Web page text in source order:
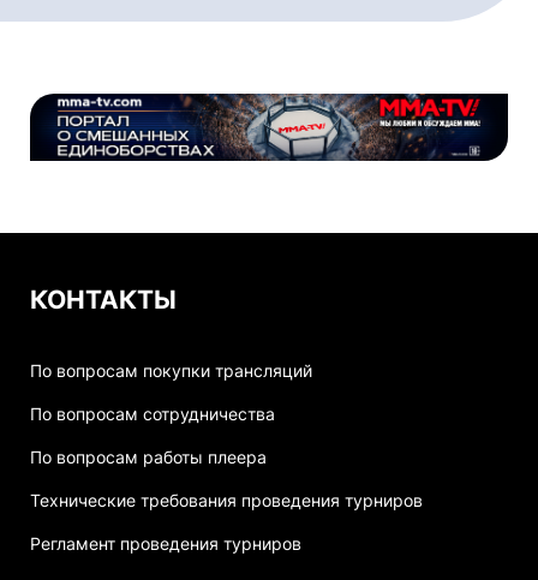
КОНТАКТЫ
По вопросам покупки трансляций
По вопросам сотрудничества
По вопросам работы плеера
Технические требования проведения турниров
Регламент проведения турниров